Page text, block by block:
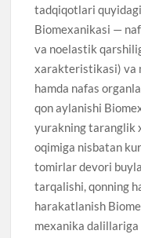
tadqiqotlari
Biomexanikasi —
va noelastik
xarakteristikasi) va
hamda nafas
qon aylanishi
yurakning taranglik
oqimiga nisbatan
tomirlar devori
tarqalishi, qonning
harakatlanish
mexanika